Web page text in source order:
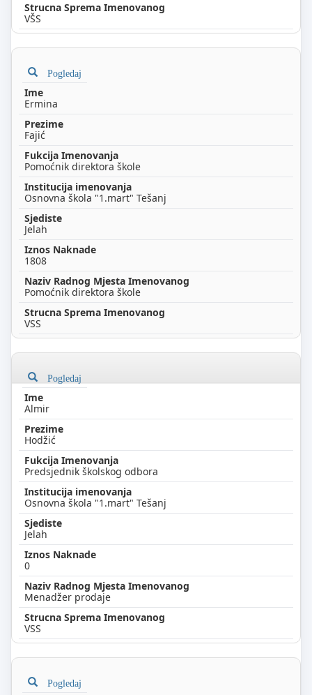
VŠS
Pogledaj
Ermina
Fajić
Pomoćnik direktora škole
Osnovna škola "1.mart" Tešanj
Jelah
1808
Pomoćnik direktora škole
VSS
Pogledaj
Almir
Hodžić
Predsjednik školskog odbora
Osnovna škola "1.mart" Tešanj
Jelah
0
Menadžer prodaje
VSS
Pogledaj